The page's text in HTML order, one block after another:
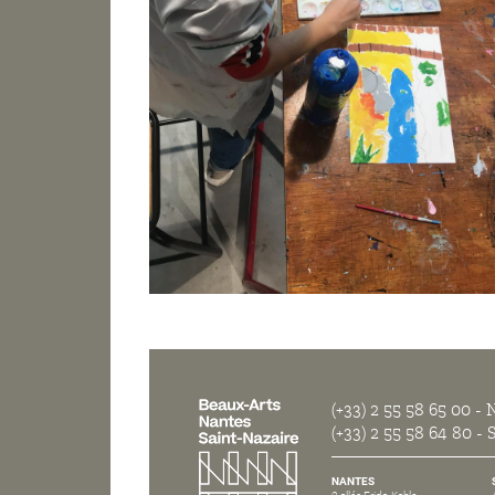
(+33) 2 55 58 65 00 -
(+33) 2 55 58 64 80 -
NANTES